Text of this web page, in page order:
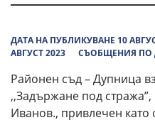
ДАТА НА ПУБЛИКУВАНЕ 10
АВГУСТ 2023
СЪОБЩЕНИЯ ПО
Районен съд – Дупница
,,Задържане под
Иванов., привлечен